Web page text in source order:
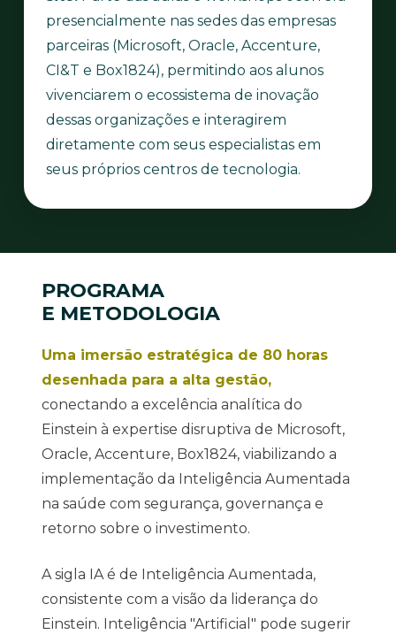
presencialmente nas sedes das empresas
parceiras (Microsoft, Oracle, Accenture,
CI&T e Box1824), permitindo aos alunos
vivenciarem o ecossistema de inovação
dessas organizações e interagirem
diretamente com seus especialistas em
seus próprios centros de tecnologia.
PROGRAMA
E METODOLOGIA
Uma imersão estratégica de 80 horas
desenhada para a alta gestão,
conectando a excelência analítica do
Einstein à expertise disruptiva de Microsoft,
Oracle, Accenture, Box1824, viabilizando a
implementação da Inteligência Aumentada
na saúde com segurança, governança e
retorno sobre o investimento.
A sigla IA é de Inteligência Aumentada,
consistente com a visão da liderança do
Einstein. Inteligência "Artificial" pode sugerir